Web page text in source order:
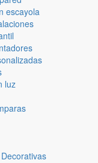
escayola
luz